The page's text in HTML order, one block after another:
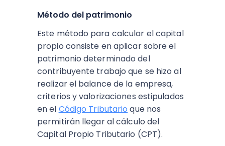
Método del patrimonio
Este método para calcular el capital
propio consiste en aplicar sobre el
patrimonio determinado del
contribuyente trabajo que se hizo al
realizar el balance de la empresa,
criterios y valorizaciones estipulados
en el Código Tributario que nos
permitirán llegar al cálculo del
Capital Propio Tributario (CPT).